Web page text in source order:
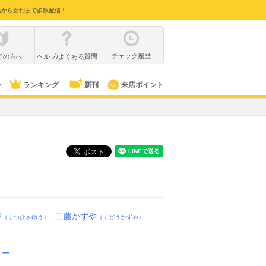
ら新刊まで多数配信！
の方へ ヘルプ/よくある質問 チェック履歴
ランキング 新刊 来店ポイント
（まつひさゆう） 工藤かずや （くどうかずや）